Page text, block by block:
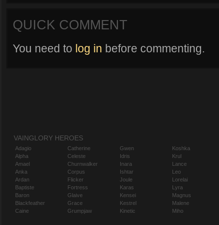
QUICK COMMENT
You need to log in before commenting.
VAINGLORY HEROES
Adagio
Alpha
Amael
Anka
Ardan
Baptiste
Baron
Blackfeather
Caine
Catherine
Celeste
Churnwalker
Corpus
Flicker
Fortress
Glaive
Grace
Grumpjaw
Gwen
Idris
Inara
Ishtar
Joule
Karas
Kensei
Kestrel
Kinetic
Koshka
Krul
Lance
Leo
Lorelai
Lyra
Magnus
Malene
Miho